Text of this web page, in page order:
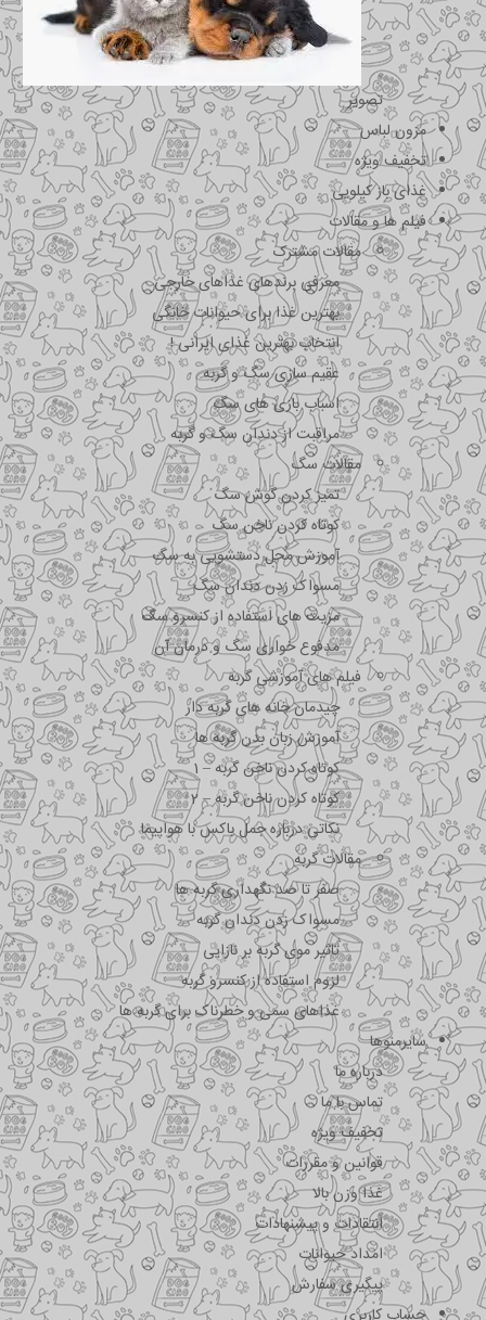
تصویر
مزون لباس
تخفیف ویژه
غذای باز کیلویی
فیلم ها و مقالات
مقالات مشترک
معرفی برندهای غذاهای خارجی
بهترین غذا برای حیوانات خانگی
انتخاب بهترین غذای ایرانی !
عقیم سازی سگ و گربه
اسباب بازی های سگ
مراقبت از دندان سگ و گربه
مقالات سگ
تمیز کردن گوش سگ
کوتاه کردن ناخن سگ
آموزش محل دستشویی به سگ
مسواک زدن دندان سگ
مزیت های استفاده از کنسرو سگ
مدفوع خواری سگ و درمان آن
فیلم های آموزشی گربه
چیدمان خانه های گربه دار
آموزش زبان بدن گربه ها
کوتاه کردن ناخن گربه – 1
کوتاه کردن ناخن گربه – 2
نکاتی درباره جمل باکس با هواپیما
مقالات گربه
صفر تا صد نگهداری گربه ها
مسواک زدن دندان گربه
تاثیر موی گربه بر نازایی
لزوم استفاده از کنسرو گربه
غذاهای سمی و خطرناک برای گربه ها
سایرمنوها
درباره ما
تماس با ما
تخفیف ویژه
قوانین و مقررات
غذا وزن بالا
انتقادات و پیشنهادات
امداد حیوانات
پیگیری سفارش